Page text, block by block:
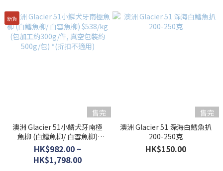
新貨
售完
澳洲 Glacier 51小鱗犬牙南極
魚柳 (白鱈魚柳/ 白雪魚柳)
$538/kg (包加工約300g/件, 真
空包裝約 500g/包) *(折扣不適
用)
HK$982.00 ~
HK$1,798.00
售完
澳洲 Glacier 51 深海白鱈魚扒
200-250克
HK$150.00